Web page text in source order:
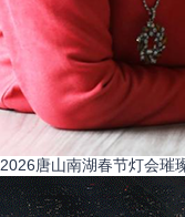
2026唐山南湖春节灯会璀